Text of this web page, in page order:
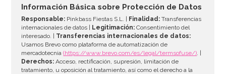
Información Básica sobre Protección de Datos
Responsable: Pinkbass Fiestas S.L. | Finalidad: Transferencias
internacionales de datos |
Legitimación: Consentimiento del
interesado. | Transferencias internacionales de datos:
Usamos Brevo como plataforma de automatización de
mercadotecnia(https://www.brevo.com/es/legal/termsofuse/). |
Derechos: Acceso, rectificación, supresión, limitación de
tratamiento, u oposición al tratamiento, así como el derecho a la